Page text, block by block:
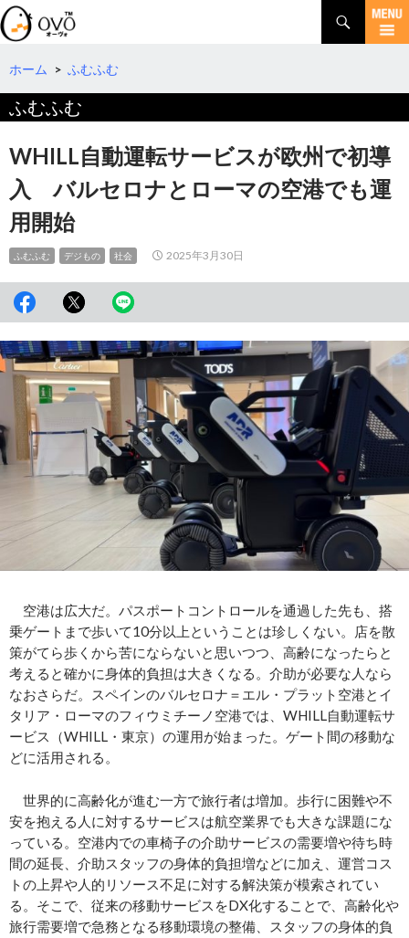
検
索
コ
テ
へ
移
ホーム > ふむふむ
ふむふむ
WHILL自動運転サービスが欧州で初導
入 バルセロナとローマの空港でも運
用開始
ふむふむ デジもの 社会 2025年3月30日
空港は広大だ。パスポートコントロールを通過した先も、搭
乗ゲートまで歩いて10分以上ということは珍しくない。店を散
策がてら歩くから苦にならないと思いつつ、高齢になったらと
考えると確かに身体的負担は大きくなる。介助が必要な人なら
なおさらだ。スペインのバルセロナ＝エル・プラット空港とイ
タリア・ローマのフィウミチーノ空港では、WHILL自動運転サ
ービス（WHILL・東京）の運用が始まった。ゲート間の移動な
どに活用される。
世界的に高齢化が進む一方で旅行者は増加。歩行に困難や不
安を抱える人に対するサービスは航空業界でも大きな課題にな
っている。空港内での車椅子の介助サービスの需要増や待ち時
間の延長、介助スタッフの身体的負担増などに加え、運営コス
トの上昇や人的リソース不足に対する解決策が模索されてい
る。そこで、従来の移動サービスをDX化することで、高齢化や
旅行需要増で急務となる移動環境の整備、スタッフの身体的負